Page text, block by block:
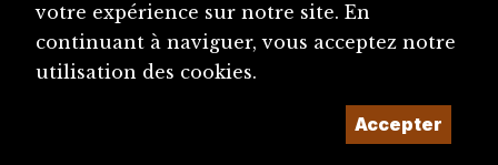
votre expérience sur notre site. En
continuant à naviguer, vous acceptez notre
utilisation des cookies.
Accepter